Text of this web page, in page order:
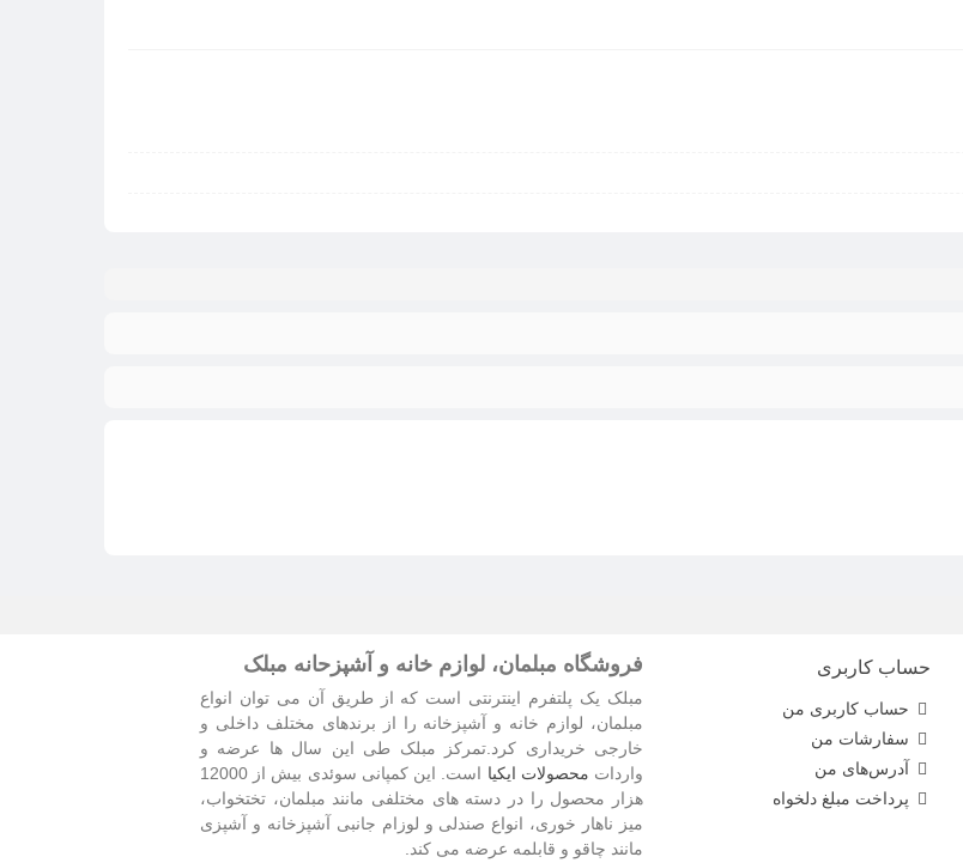
حساب کاربری
حساب کاربری من
سفارشات من
آدرس‌های من
پرداخت مبلغ دلخواه
فروشگاه مبلمان، لوازم خانه و آشپزحانه مبلک
مبلک یک پلتفرم اینترنتی است که از طریق آن می توان انواع
مبلمان، لوازم خانه و آشپزخانه را از برندهای مختلف داخلی و
خارجی خریداری کرد.تمرکز مبلک طی این سال ها عرضه و
واردات محصولات ایکیا
است. این کمپانی سوئدی بیش از 12000
هزار محصول را در دسته های مختلفی مانند مبلمان، تختخواب،
میز ناهار خوری، انواع صندلی و لوزام جانبی آشپزخانه و آشپزی
مانند چاقو و قابلمه عرضه می کند.